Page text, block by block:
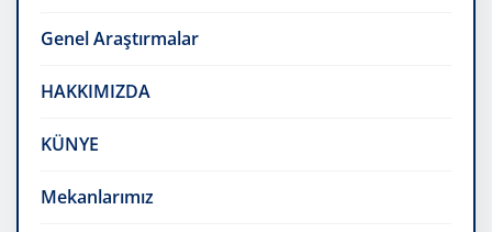
Genel Araştırmalar
HAKKIMIZDA
KÜNYE
Mekanlarımız